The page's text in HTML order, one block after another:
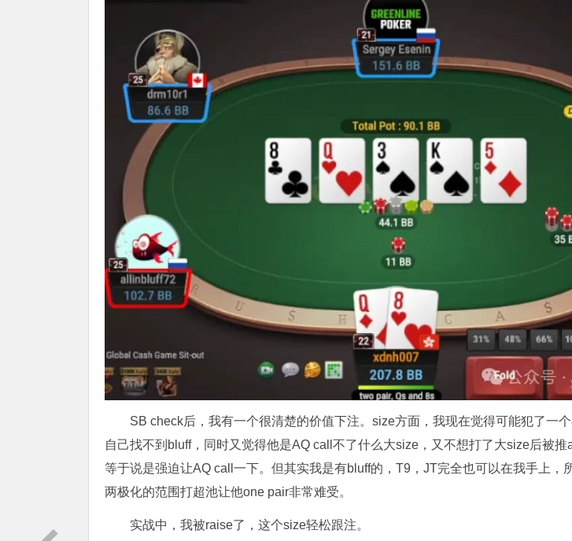
SB check后，我有一个很清楚的价值下注。size方面，我现在觉得可能犯了一
自己找不到bluff，同时又觉得他是AQ call不了什么大size，又不想打了大size后被推
等于说是强迫让AQ call一下。但其实我是有bluff的，T9，JT完全也可以在我手上，
两极化的范围打超池让他one pair非常难受。
实战中，我被raise了，这个size轻松跟注。